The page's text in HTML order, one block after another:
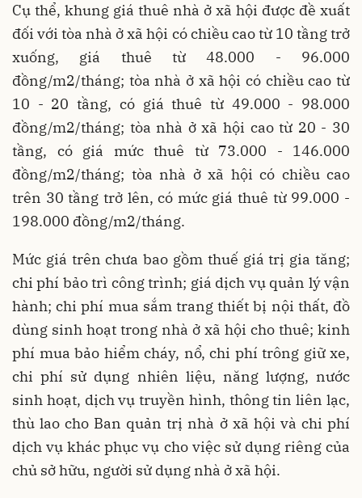
Cụ thể, khung giá thuê nhà ở xã hội được đề xuất
đối với tòa nhà ở xã hội có chiều cao từ 10 tầng trở
xuống, giá thuê từ 48.000 - 96.000
đồng/m2/tháng; tòa nhà ở xã hội có chiều cao từ
10 - 20 tầng, có giá thuê từ 49.000 - 98.000
đồng/m2/tháng; tòa nhà ở xã hội cao từ 20 - 30
tầng, có giá mức thuê từ 73.000 - 146.000
đồng/m2/tháng; tòa nhà ở xã hội có chiều cao
trên 30 tầng trở lên, có mức giá thuê từ 99.000 -
198.000 đồng/m2/tháng.
Mức giá trên chưa bao gồm thuế giá trị gia tăng;
chi phí bảo trì công trình; giá dịch vụ quản lý vận
hành; chi phí mua sắm trang thiết bị nội thất, đồ
dùng sinh hoạt trong nhà ở xã hội cho thuê; kinh
phí mua bảo hiểm cháy, nổ, chi phí trông giữ xe,
chi phí sử dụng nhiên liệu, năng lượng, nước
sinh hoạt, dịch vụ truyền hình, thông tin liên lạc,
thù lao cho Ban quản trị nhà ở xã hội và chi phí
dịch vụ khác phục vụ cho việc sử dụng riêng của
chủ sở hữu, người sử dụng nhà ở xã hội.